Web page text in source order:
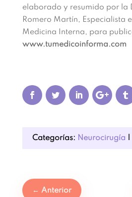
elaborado y resumido por la
Romero Martín, Especialista
Medicina Interna, para
www.tumedicoinforma.com
Categorías: Neurocirugía
← Anterior